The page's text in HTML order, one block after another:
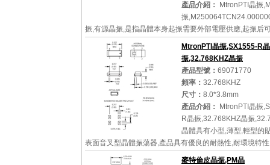
產品介紹：
MtronPTI晶振
振
振,有源晶振,是指晶體本身起振需要外部電壓供應,起振后
動CMOS集成電路,產品本身已實現與薄型IC(TSSOP封裝
裝)同樣的1mm厚度,斷開時的消費電流是15A以...
詳細參數 查看大圖
MtronPTI晶振,SX1555-R晶
振,32.768KHZ晶振
產品型號： 69071770
頻率： 32.768KHZ
尺寸： 8.0*3.8mm
產品介紹：
MtronPTI晶振
R晶振,32.768KHZ晶振
晶體具有小型,薄型,輕型的
表面音叉型晶體振蕩器,產品具有優良的耐熱性,耐環境特
晶振優良的電氣特性,符合RoHS規定,滿足無鉛焊接的高溫
麥特倫皮晶振,PM晶